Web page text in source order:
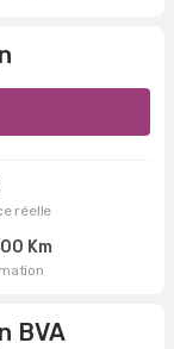
réelle
Km
BVA